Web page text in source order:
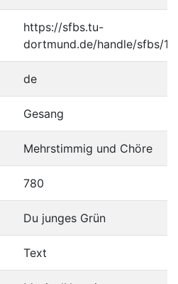
https://sfbs.tu-
dortmund.de/handle/sfbs/
de
Gesang
Mehrstimmig und Chöre
780
Du junges Grün
Text